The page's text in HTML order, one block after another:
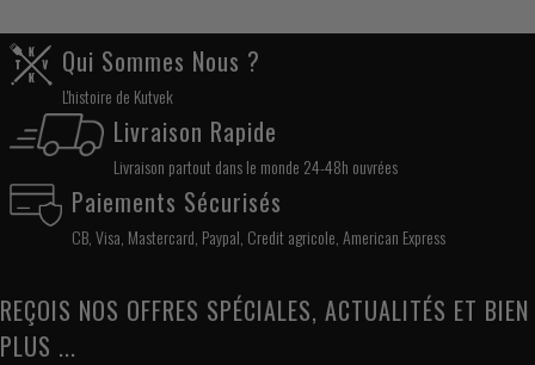
Qui Sommes Nous ?
L'histoire de Kutvek
Livraison Rapide
Livraison partout dans le monde 24-48h ouvrées
Paiements Sécurisés
CB, Visa, Mastercard, Paypal, Credit agricole, American Express
REÇOIS NOS OFFRES SPÉCIALES, ACTUALITÉS ET BIEN
PLUS ...